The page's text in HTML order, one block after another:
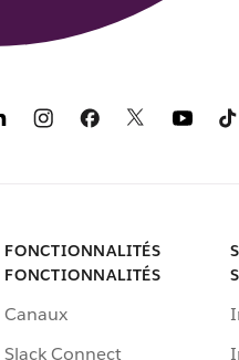
FONCTIONNALITÉS
FONCTIONNALITÉS
Canaux
Slack Connect